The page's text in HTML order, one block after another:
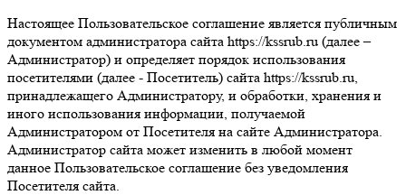
Настоящее Пользовательское соглашение является публичным
документом администратора сайта https://kssrub.ru (далее –
Администратор) и определяет порядок использования
посетителями (далее - Посетитель) сайта https://kssrub.ru,
принадлежащего Администратору, и обработки, хранения и
иного использования информации, получаемой
Администратором от Посетителя на сайте Администратора.
Администратор сайта может изменить в любой момент
данное Пользовательское соглашение без уведомления
Посетителя сайта.